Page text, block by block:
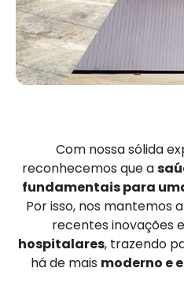
Com nossa sólida
reconhecemos que a
fundamentais para
Por isso, nos mantemos
recentes inovações
hospitalares, trazendo
há de mais moderno e